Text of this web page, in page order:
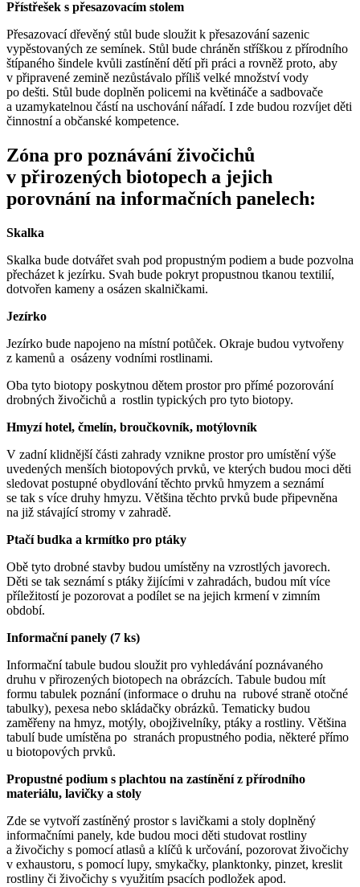
Přístřešek s přesazovacím stolem
Přesazovací dřevěný stůl bude sloužit k přesazování sazenic
vypěstovaných ze semínek. Stůl bude chráněn stříškou z přírodního
štípaného šindele kvůli zastínění dětí při práci a rovněž proto, aby
v připravené zemině nezůstávalo příliš velké množství vody
po dešti. Stůl bude doplněn policemi na květináče a sadbovače
a uzamykatelnou částí na uschování nářadí. I zde budou rozvíjet děti
činnostní a občanské kompetence.
Zóna pro poznávání živočichů
v přirozených biotopech a jejich
porovnání na informačních panelech:
Skalka
Skalka bude dotvářet svah pod propustným podiem a bude pozvolna
přecházet k jezírku. Svah bude pokryt propustnou tkanou textilií,
dotvořen kameny a osázen skalničkami.
Jezírko
Jezírko bude napojeno na místní potůček. Okraje budou vytvořeny
z kamenů a osázeny vodními rostlinami.
Oba tyto biotopy poskytnou dětem prostor pro přímé pozorování
drobných živočichů a rostlin typických pro tyto biotopy.
Hmyzí hotel, čmelín, broučkovník, motýlovník
V zadní klidnější části zahrady vznikne prostor pro umístění výše
uvedených menších biotopových prvků, ve kterých budou moci děti
sledovat postupné obydlování těchto prvků hmyzem a seznámí
se tak s více druhy hmyzu. Většina těchto prvků bude připevněna
na již stávající stromy v zahradě.
Ptačí budka a krmítko pro ptáky
Obě tyto drobné stavby budou umístěny na vzrostlých javorech.
Děti se tak seznámí s ptáky žijícími v zahradách, budou mít více
příležitostí je pozorovat a podílet se na jejich krmení v zimním
období.
Informační panely (7 ks)
Informační tabule budou sloužit pro vyhledávání poznávaného
druhu v přirozených biotopech na obrázcích. Tabule budou mít
formu tabulek poznání (informace o druhu na rubové straně otočné
tabulky), pexesa nebo skládačky obrázků. Tematicky budou
zaměřeny na hmyz, motýly, obojživelníky, ptáky a rostliny. Většina
tabulí bude umístěna po stranách propustného podia, některé přímo
u biotopových prvků.
Propustné podium s plachtou na zastínění z přírodního
materiálu, lavičky a stoly
Zde se vytvoří zastíněný prostor s lavičkami a stoly doplněný
informačními panely, kde budou moci děti studovat rostliny
a živočichy s pomocí atlasů a klíčů k určování, pozorovat živočichy
v exhaustoru, s pomocí lupy, smykačky, planktonky, pinzet, kreslit
rostliny či živočichy s využitím psacích podložek apod.